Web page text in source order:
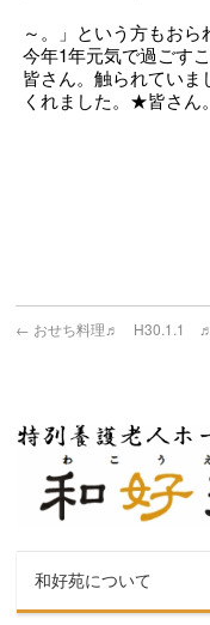
～。」という方もお
今年1年元気で過ごす
皆さん。触られていま
くれました。★皆さん
← おせち料理♬ H30.1.1 ♬
和好苑について